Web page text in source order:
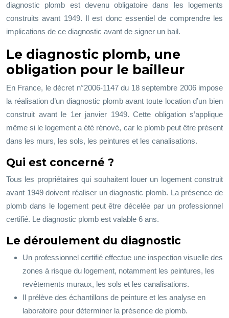
diagnostic plomb est devenu obligatoire dans les logements
construits avant 1949. Il est donc essentiel de comprendre les
implications de ce diagnostic avant de signer un bail.
Le diagnostic plomb, une
obligation pour le bailleur
En France, le décret n°2006-1147 du 18 septembre 2006 impose
la réalisation d’un diagnostic plomb avant toute location d’un bien
construit avant le 1er janvier 1949. Cette obligation s’applique
même si le logement a été rénové, car le plomb peut être présent
dans les murs, les sols, les peintures et les canalisations.
Qui est concerné ?
Tous les propriétaires qui souhaitent louer un logement construit
avant 1949 doivent réaliser un diagnostic plomb. La présence de
plomb dans le logement peut être décelée par un professionnel
certifié. Le diagnostic plomb est valable 6 ans.
Le déroulement du diagnostic
Un professionnel certifié effectue une inspection visuelle des
zones à risque du logement, notamment les peintures, les
revêtements muraux, les sols et les canalisations.
Il prélève des échantillons de peinture et les analyse en
laboratoire pour déterminer la présence de plomb.